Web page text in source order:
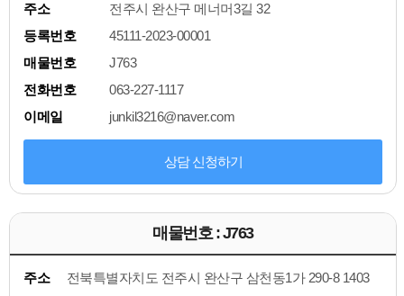
주소
전주시 완산구 메너머3길 32
등록번호
45111-2023-00001
매물번호
J763
전화번호
063-227-1117
이메일
junkil3216@naver.com
상담 신청하기
매물번호 : J763
주소
전북특별자치도 전주시 완산구 삼천동1가 290-8 1403